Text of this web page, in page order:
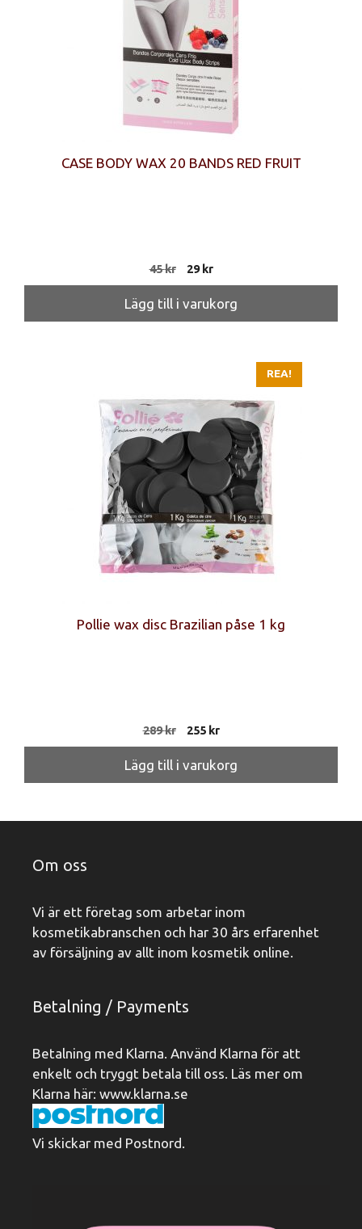
CASE BODY WAX 20 BANDS RED FRUIT
45kr
Det
ursprungliga
priset
var:
29krDet
nuvarande
priset
är:
Lägg till i varukorg
REA!
Pollie wax disc Brazilian påse 1 kg
289kr
Det
ursprungliga
priset
var:
255 krDet
nuvarande
priset
är:
Lägg till i varukorg
Om oss
Vi är ett företag som arbetar inom
kosmetikabranschen och har 30 års erfarenhet
av försäljning av allt inom kosmetik online.
Betalning / Payments
Betalning med Klarna. Använd Klarna för att
enkelt och tryggt betala till oss. Läs mer om
Klarna här: www.klarna.se
Vi skickar med Postnord.